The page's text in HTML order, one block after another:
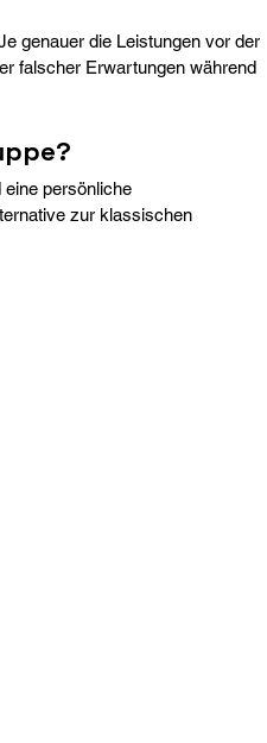
genauer die Leistungen vor der
falscher Erwartungen während
persönliche
zur klassischen